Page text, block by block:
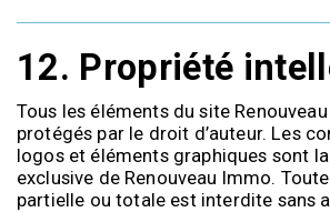
12. Propriété
Tous les éléments du site
protégés par le droit d’auteur. Les
logos et éléments graphiques sont
exclusive de Renouveau Immo.
partielle ou totale est interdite sans